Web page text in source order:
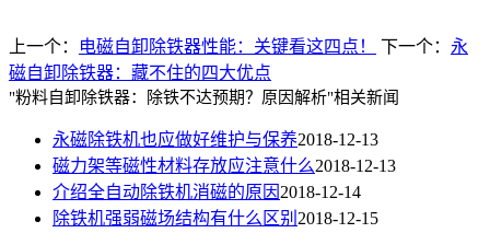
上一个： 电磁自卸除铁器性能：关键看这四点！ 下一个： 永
磁自卸除铁器：藏不住的四大优点
"粉料自卸除铁器：除铁不达预期？原因解析"相关新闻
永磁除铁机也应做好维护与保养2018-12-13
磁力架等磁性材料存放应注意什么2018-12-13
介绍全自动除铁机消磁的原因 2018-12-14
除铁机强弱磁场结构有什么区别 2018-12-15